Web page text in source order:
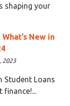
shaping your
New in
2023
Student Loans
finance!...